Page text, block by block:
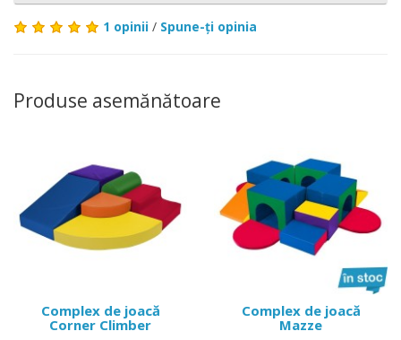
1 opinii / Spune-ţi opinia
Produse asemănătoare
Complex de joacă
Corner Climber
Complex de joacă
Mazze